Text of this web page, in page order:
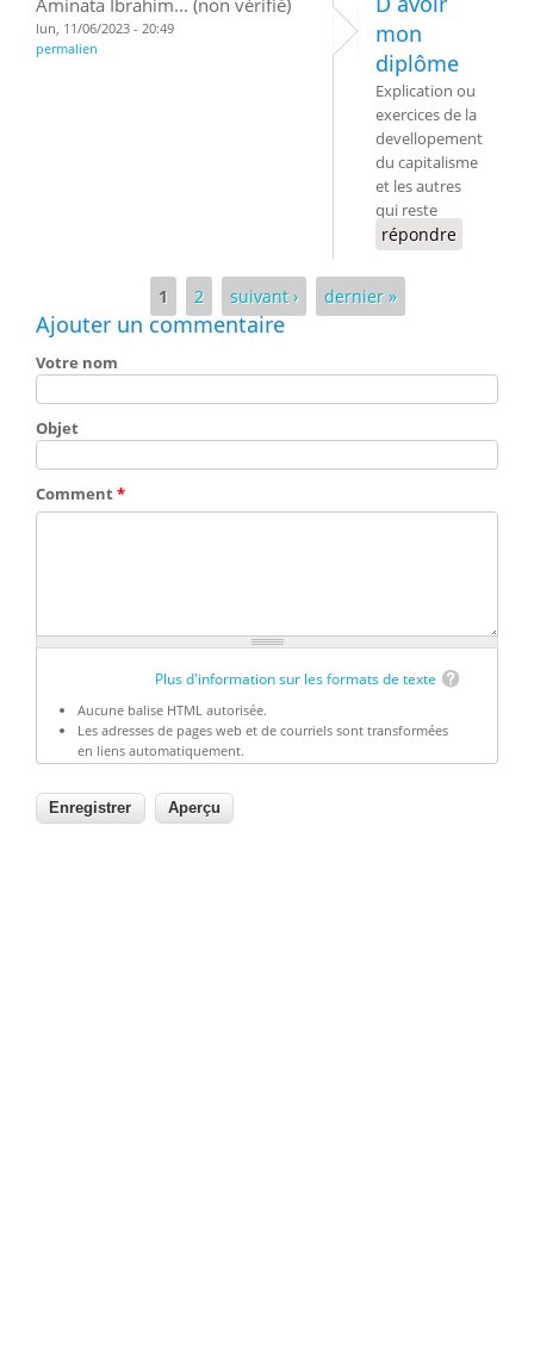
lun, 11/06/2023 - 20:49
permalien
mon
diplôme
Explication ou
exercices de la
devellopement
du capitalisme
et les autres
qui reste
répondre
1 2 suivant › dernier »
Ajouter un commentaire
Votre nom
Objet
Comment*
Plus d'information sur les formats de texte
Aucune balise HTML autorisée.
Les adresses de pages web et de courriels sont transformées
en liens automatiquement.